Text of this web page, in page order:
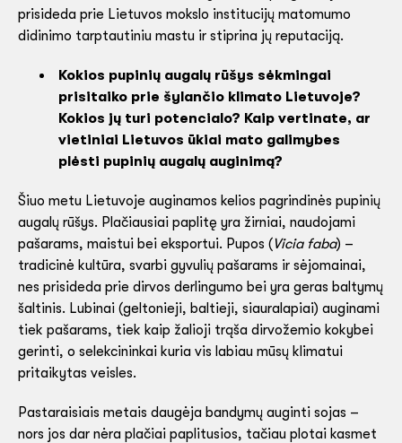
prisideda prie Lietuvos mokslo institucijų matomumo
didinimo tarptautiniu mastu ir stiprina jų reputaciją.
Kokios pupinių augalų rūšys sėkmingai
prisitaiko prie šylančio klimato Lietuvoje?
Kokios jų turi potencialo? Kaip vertinate, ar
vietiniai Lietuvos ūkiai mato galimybes
plėsti pupinių augalų auginimą?
Šiuo metu Lietuvoje auginamos kelios pagrindinės pupinių
augalų rūšys. Plačiausiai paplitę yra žirniai, naudojami
pašarams, maistui bei eksportui. Pupos (Vicia faba) –
tradicinė kultūra, svarbi gyvulių pašarams ir sėjomainai,
nes prisideda prie dirvos derlingumo bei yra geras baltymų
šaltinis. Lubinai (geltonieji, baltieji, siauralapiai) auginami
tiek pašarams, tiek kaip žalioji trąša dirvožemio kokybei
gerinti, o selekcininkai kuria vis labiau mūsų klimatui
pritaikytas veisles.
Pastaraisiais metais daugėja bandymų auginti sojas –
nors jos dar nėra plačiai paplitusios, tačiau plotai kasmet